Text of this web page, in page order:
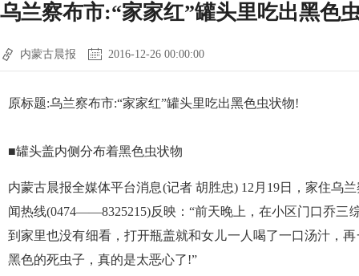
乌兰察布市:“家家红”罐头里吃出黑色
内蒙古晨报 2016-12-26 00:00:00
原标题:乌兰察布市:“家家红”罐头里吃出黑色虫状物!
■罐头盖内侧分布着黑色虫状物
内蒙古晨报全媒体平台消息(记者 胡胜忠) 12月19日，家住乌
闻热线(0474——8325215)反映：“前天晚上，在小区门口乔三
到家里也没有细看，打开瓶盖就和女儿一人喝了一口汤汁，
黑色的死虫子，真的是太恶心了!”